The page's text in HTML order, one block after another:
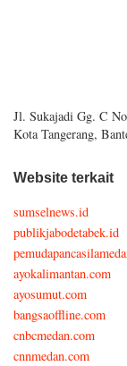
Jl. Sukajadi Gg. C
Kota Tangerang,
Website terkait
sumselnews.id
publikjabodetabek.id
ayokalimantan.com
ayosumut.com
bangsaoffline.com
cnbcmedan.com
cnnmedan.com